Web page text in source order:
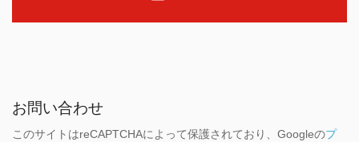
お問い合わせ
このサイトはreCAPTCHAによって保護されており、Googleのプ